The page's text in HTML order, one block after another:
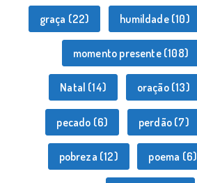
graça (22) humildade(10)
momento presente(108)
Natal (14) oração(13)
pecado (6) perdão(7)
pobreza (12) poema (6)